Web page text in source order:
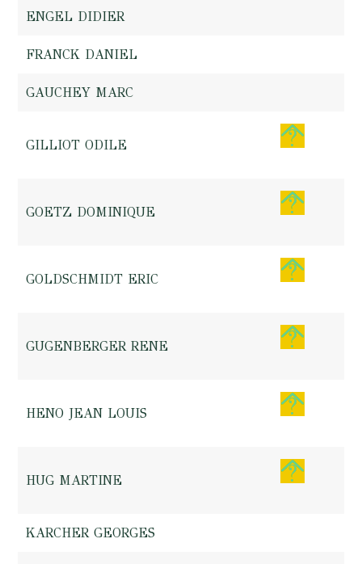
ENGEL DIDIER
FRANCK DANIEL
GAUCHEY MARC
GILLIOT ODILE
GOETZ DOMINIQUE
GOLDSCHMIDT ERIC
GUGENBERGER RENE
HENO JEAN LOUIS
HUG MARTINE
KARCHER GEORGES